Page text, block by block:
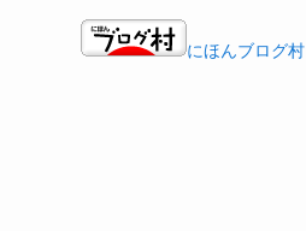
にほんブログ村